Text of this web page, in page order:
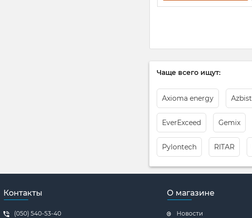
Чаще всего ищут:
Axioma energy Azbist
EverExceed Gemix
Pylontech RITAR
Контакты
(050) 540-53-40
О магазине
Новости